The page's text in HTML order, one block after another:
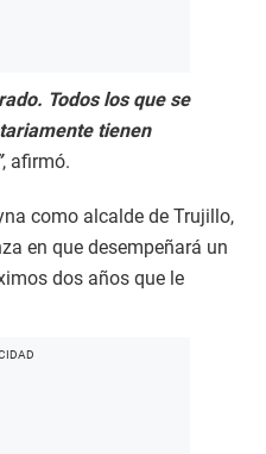
Todos los que se
tienen
, afirmó.
como alcalde de Trujillo,
en que desempeñará un
dos años que le